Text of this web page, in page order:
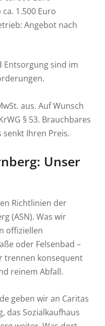
1.500 Euro
Angebot nach
sind im
aus. Auf Wunsch
§ 53. Brauchbares
Ihren Preis.
Unser
Richtlinien der
(ASN). Was wir
offiziellen
oder Felsenbad –
trennen konsequent
reinem Abfall.
geben wir an Caritas
das Sozialkaufhaus